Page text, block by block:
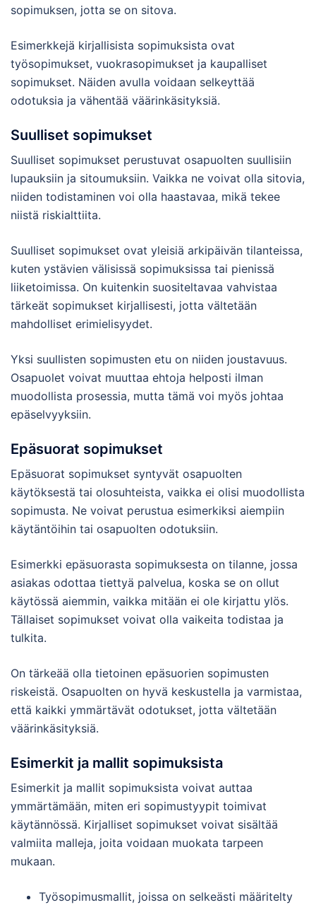
sopimuksen, jotta se on sitova.
Esimerkkejä kirjallisista sopimuksista ovat
työsopimukset, vuokrasopimukset ja kaupalliset
sopimukset. Näiden avulla voidaan selkeyttää
odotuksia ja vähentää väärinkäsityksiä.
Suulliset sopimukset
Suulliset sopimukset perustuvat osapuolten suullisiin
lupauksiin ja sitoumuksiin. Vaikka ne voivat olla sitovia,
niiden todistaminen voi olla haastavaa, mikä tekee
niistä riskialttiita.
Suulliset sopimukset ovat yleisiä arkipäivän tilanteissa,
kuten ystävien välisissä sopimuksissa tai pienissä
liiketoimissa. On kuitenkin suositeltavaa vahvistaa
tärkeät sopimukset kirjallisesti, jotta vältetään
mahdolliset erimielisyydet.
Yksi suullisten sopimusten etu on niiden joustavuus.
Osapuolet voivat muuttaa ehtoja helposti ilman
muodollista prosessia, mutta tämä voi myös johtaa
epäselvyyksiin.
Epäsuorat sopimukset
Epäsuorat sopimukset syntyvät osapuolten
käytöksestä tai olosuhteista, vaikka ei olisi muodollista
sopimusta. Ne voivat perustua esimerkiksi aiempiin
käytäntöihin tai osapuolten odotuksiin.
Esimerkki epäsuorasta sopimuksesta on tilanne, jossa
asiakas odottaa tiettyä palvelua, koska se on ollut
käytössä aiemmin, vaikka mitään ei ole kirjattu ylös.
Tällaiset sopimukset voivat olla vaikeita todistaa ja
tulkita.
On tärkeää olla tietoinen epäsuorien sopimusten
riskeistä. Osapuolten on hyvä keskustella ja varmistaa,
että kaikki ymmärtävät odotukset, jotta vältetään
väärinkäsityksiä.
Esimerkit ja mallit sopimuksista
Esimerkit ja mallit sopimuksista voivat auttaa
ymmärtämään, miten eri sopimustyypit toimivat
käytännössä. Kirjalliset sopimukset voivat sisältää
valmiita malleja, joita voidaan muokata tarpeen
mukaan.
Työsopimusmallit, joissa on selkeästi määritelty